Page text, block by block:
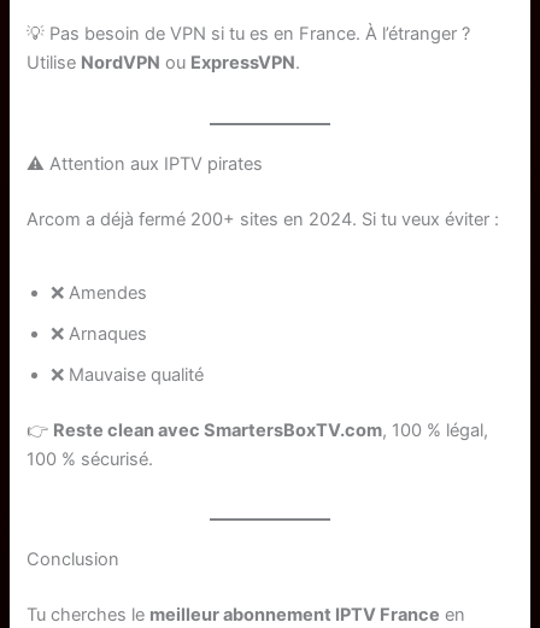
💡 Pas besoin de VPN si tu es en France. À l’étranger ?
Utilise NordVPN ou ExpressVPN.
⚠️ Attention aux IPTV pirates
Arcom a déjà fermé 200+ sites en 2024. Si tu veux éviter :
❌ Amendes
❌ Arnaques
❌ Mauvaise qualité
👉 Reste clean avec SmartersBoxTV.com, 100 % légal,
100 % sécurisé.
Conclusion
Tu cherches le meilleur abonnement IPTV France en